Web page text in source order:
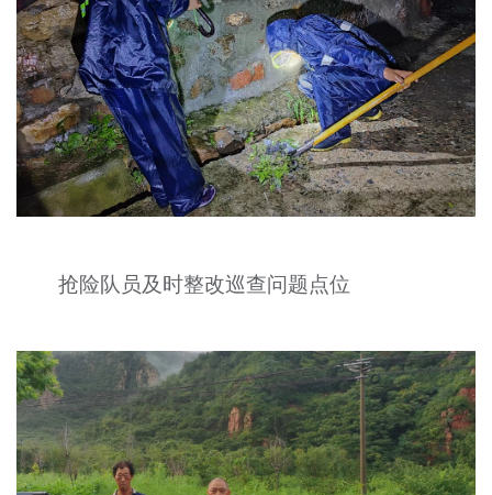
抢险队员及时整改巡查问题点位